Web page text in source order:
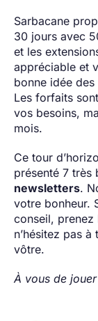
Sarbacane
30 jours avec
et les
appréciable et
bonne idée
Les forfaits
vos besoins,
mois.
Ce tour
présenté 7 très
newsletters.
votre bonheur.
conseil, prenez
n’hésitez pas
vôtre.
À vous de